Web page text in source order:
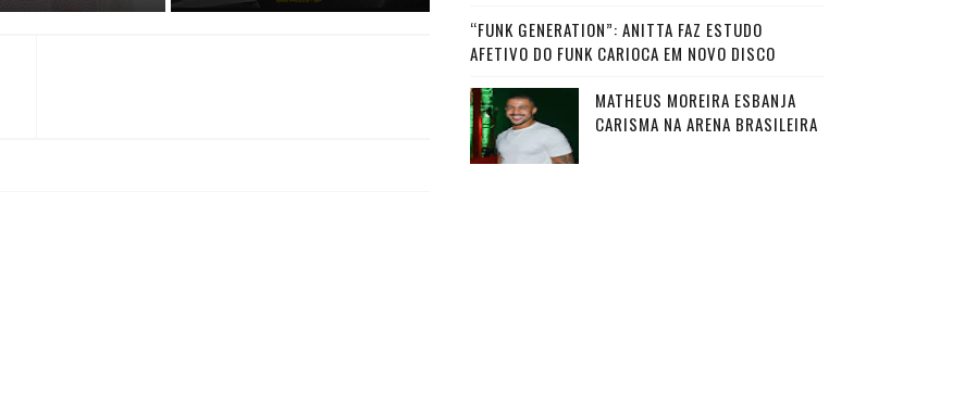
“FUNK GENERATION”: ANITTA FAZ ESTUDO
AFETIVO DO FUNK CARIOCA EM NOVO DISCO
MATHEUS MOREIRA ESBANJA
CARISMA NA ARENA BRASILEIRA